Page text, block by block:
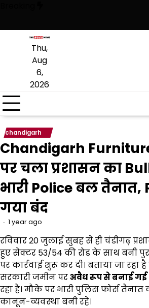
content
Thu,
Aug
6,
2026
chandigarh
Chandigarh
पर चला प्रशासन का
भारी Police बल तैनात,
गया बंद
1 year ago
रविवार 20 जुलाई सुबह से ही चंडीगढ़
हुए सेक्टर 53/54 की रोड के साथ बनी
पर कार्रवाई शुरू कर दी। बताया जा रहा
सरकारी जमीन परअवैध रूप से बनाई गई
रहा है। मौके पर भारी पुलिस फोर्स तैनात
कानून-व्यवस्था बनी रहे।